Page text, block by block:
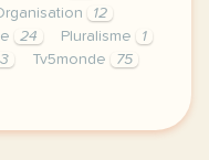
12
24 Pluralisme
1
3 Tv5monde
75
est une priorite